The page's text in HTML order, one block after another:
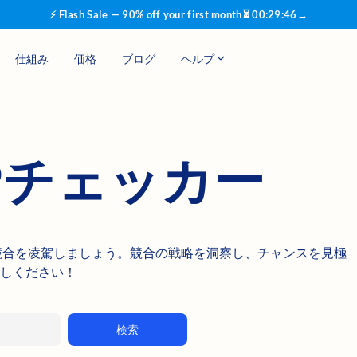
⚡ Flash Sale — 90% off your first month⏳00:29:45 →
仕組み 価格 ブログ ヘルプ
ェッカー
を凌駕しましょう。競合の戦略を洞察し、チャンスを見極
ください！
検索